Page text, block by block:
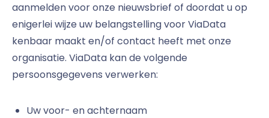
aanmelden voor onze nieuwsbrief of doordat u op
enigerlei wijze uw belangstelling voor ViaData
kenbaar maakt en/of contact heeft met onze
organisatie. ViaData kan de volgende
persoonsgegevens verwerken:
Uw voor- en achternaam